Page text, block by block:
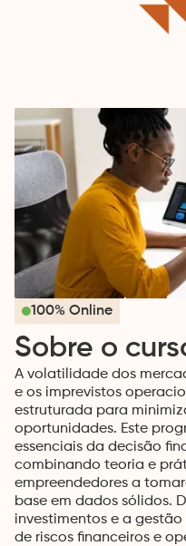
100% Online
Sobre o
A volatilidade dos
e os imprevistos
estruturada para
oportunidades. Este
essenciais da decisão
combinando teoria e
empreendedores a
base em dados sólidos.
investimentos e a
de riscos financeiros e